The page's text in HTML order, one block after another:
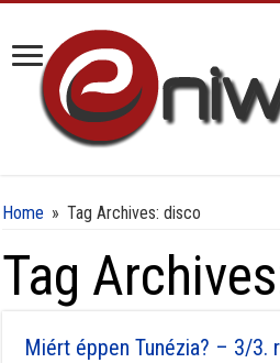
Home » Tag Archives: disco
Tag
Miért éppen Tunézia? – 3/3.